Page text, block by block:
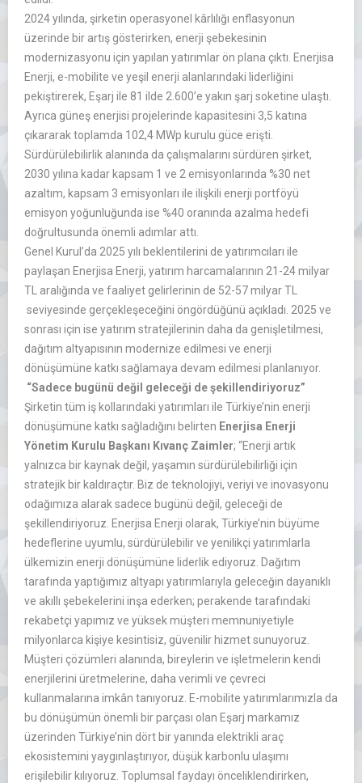
2024 yılında, şirketin operasyonel kârlılığı enflasyonun
üzerinde bir artış gösterirken, enerji şebekesinin
modernizasyonu için yapılan yatırımlar ön plana çıktı. Enerjisa
Enerji, e-mobilite ve yeşil enerji alanlarındaki liderliğini
pekiştirerek, Eşarj ile 81 ilde 2.600’e yakın şarj soketine ulaştı.
Ayrıca güneş enerjisi projelerinde kapasitesini 3,5 katına
çıkararak toplamda 102,4 MWp kurulu güce erişti.
Sürdürülebilirlik alanında da çalışmalarını sürdüren şirket,
2030 yılına kadar kapsam 1 ve 2 emisyonlarında %30 net
azaltım, kapsam 3 emisyonları ile ilişkili enerji portföyü
emisyon yoğunluğunda ise %40 oranında azalma hedefi
doğrultusunda önemli adımlar attı.
Genel Kurul’da 2025 yılı beklentilerini de yatırımcıları ile
paylaşan Enerjisa Enerji, yatırım harcamalarının 21-24 milyar
TL aralığında ve faaliyet gelirlerinin de 52-57 milyar TL
seviyesinde gerçekleşeceğini öngördüğünü açıkladı. 2025 ve
sonrası için ise yatırım stratejilerinin daha da genişletilmesi,
dağıtım altyapısının modernize edilmesi ve enerji
dönüşümüne katkı sağlamaya devam edilmesi planlanıyor.
“Sadece bugünü değil geleceği de şekillendiriyoruz”
Şirketin tüm iş kollarındaki yatırımları ile Türkiye’nin enerji
dönüşümüne katkı sağladığını belirten Enerjisa Enerji
Yönetim Kurulu Başkanı Kıvanç Zaimler; “Enerji artık
yalnızca bir kaynak değil, yaşamın sürdürülebilirliği için
stratejik bir kaldıraçtır. Biz de teknolojiyi, veriyi ve inovasyonu
odağımıza alarak sadece bugünü değil, geleceği de
şekillendiriyoruz. Enerjisa Enerji olarak, Türkiye’nin büyüme
hedeflerine uyumlu, sürdürülebilir ve yenilikçi yatırımlarla
ülkemizin enerji dönüşümüne liderlik ediyoruz. Dağıtım
tarafında yaptığımız altyapı yatırımlarıyla geleceğin dayanıklı
ve akıllı şebekelerini inşa ederken; perakende tarafındaki
rekabetçi yapımız ve yüksek müşteri memnuniyetiyle
milyonlarca kişiye kesintisiz, güvenilir hizmet sunuyoruz.
Müşteri çözümleri alanında, bireylerin ve işletmelerin kendi
enerjilerini üretmelerine, daha verimli ve çevreci
kullanmalarına imkân tanıyoruz. E-mobilite yatırımlarımızla da
bu dönüşümün önemli bir parçası olan Eşarj markamız
üzerinden Türkiye’nin dört bir yanında elektrikli araç
ekosistemini yaygınlaştırıyor, düşük karbonlu ulaşımı
erişilebilir kılıyoruz. Toplumsal faydayı önceliklendirirken,